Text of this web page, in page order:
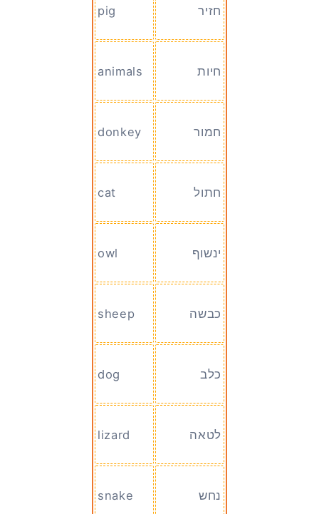
חזיר pig
חיות animals
חמור donkey
חתול cat
ינשוף owl
כבשה sheep
כלב dog
לטאה lizard
נחש snake